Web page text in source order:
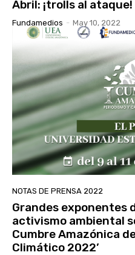
Abril: ¡trolls al ataque!
Fundamedios - May 10, 2022
NOTAS DE PRENSA 2022
Grandes exponentes
activismo ambiental
Cumbre Amazónica
Climático 2022’